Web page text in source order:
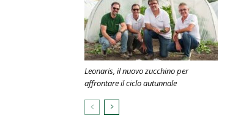
Leonaris, il nuovo zucchino per
affrontare il ciclo autunnale